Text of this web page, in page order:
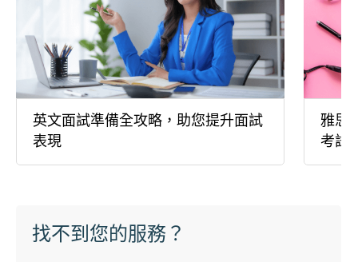
英文面試準備全攻略，助您提升面試
表現
雅思
考試
找不到您的服務？